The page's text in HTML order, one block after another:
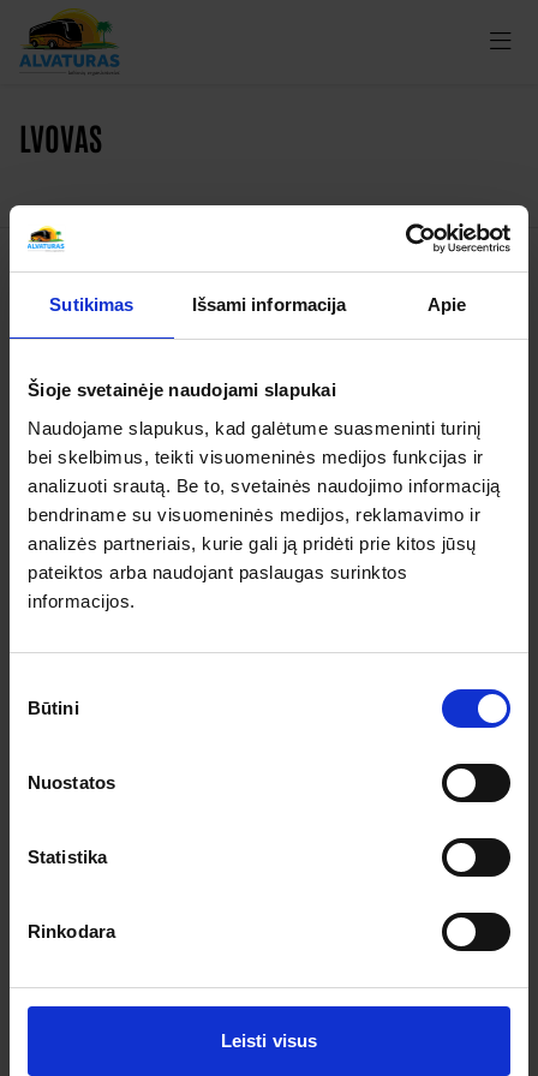
Sutikimas Išsami informacija Apie
Šioje svetainėje naudojami slapukai
Naudojame slapukus, kad galėtume suasmeninti turinį
bei skelbimus, teikti visuomeninės medijos funkcijas ir
analizuoti srautą. Be to, svetainės naudojimo informaciją
bendriname su visuomeninės medijos, reklamavimo ir
analizės partneriais, kurie gali ją pridėti prie kitos jūsų
pateiktos arba naudojant paslaugas surinktos
informacijos.
pasirinkimas
Būtini
Nuostatos
Statistika
Rinkodara
Leisti visus
LVOVAS
Kelionės
Apie organizatorių
Apie mus
Kontaktai
Pagalba ir informacija
Išvykimo laikai
Dovanų kuponai
Kelionės sutartis
Pinigų grąžinimas
Užsisakykite prenumeratą ir gaukite geriausius pasiūlymus.